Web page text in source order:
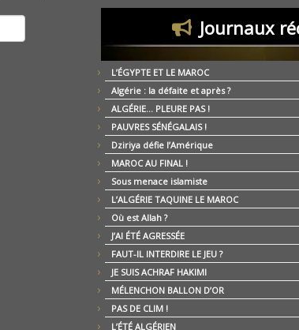
Journaux
L’ÉGYPTE ET LE MAROC
Algérie : la défaite et après ?
ALGÉRIE… PLEURE PAS !
PAUVRES SÉNÉGALAIS !
Dziriya défie l’Amérique
MAROC AU FINAL !
Sous menace islamiste
L’ALGÉRIE TAQUINE LE MAROC
Où est Allah ?
J’AI ÉTÉ AGRESSÉE
FAUT-IL INTERDIRE LE JEU ?
JE SUIS ACHRAF HAKIMI
MÉLENCHON BALLON D’OR
PAS DE CLIM !
L’ÉTÉ ALGÉRIEN